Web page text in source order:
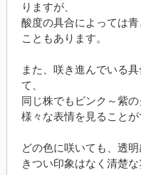
りますが、
酸度の具合によっては
こともあります。
また、咲き進んでいる
て、
同じ株でもピンク～紫
様々な表情を見ることが
どの色に咲いても、透
きつい印象はなく清楚な